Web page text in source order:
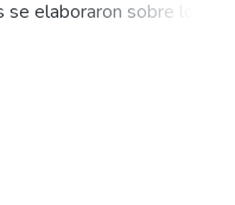
elaboraron sobre los
realizaron sobre los